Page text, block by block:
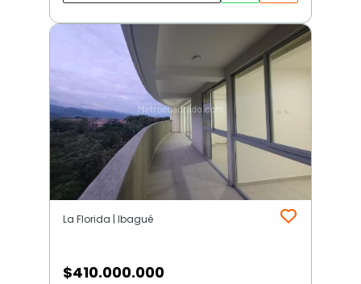
La Florida | Ibagué
$410.000.000